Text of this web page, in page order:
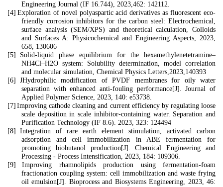
Engineering Journal (IF 16.744), 2023,462: 142112.
[4] Exploration of novel polyaspartic acid derivatives as fluorescent eco-
friendly corrosion inhibitors for the carbon steel: Electrochemical,
surface analysis (SEM/XPS) and theoretical calculation, Colloids
and Surfaces A: Physicochemical and Engineering Aspects, 2023,
658, 130606
[5]
Solid-liquid phase equilibrium for the hexamethylenetetramine–
NH4Cl–H2O system: Solubility determination, model correlation
and molecular simulation, Chemical Physics Letters,2023,140393
[6]
JHydrophilic modification of PVDF membranes for oily water
separation with enhanced anti-fouling performance[J]. Journal of
Applied Polymer Science, 2023, 140: e53738.
[7] Improving cathode cleaning and current efficiency by regulating loose
scale deposition in scale inhibitor-containing water. Separation and
Purification Technology (IF 8.6). 2023, 323: 124494
[8]
Integration of rare earth element stimulation, activated carbon
adsorption and cell immobilization in ABE fermentation for
promoting biobutanol production[J]. Chemical Engineering and
Processing - Process Intensification, 2023, 184: 109306.
[9]
Improving rhamnolipids production using fermentation-foam
fractionation coupling system: cell immobilization and waste frying
oil emulsion[J]. Bioprocess and Biosystems Engineering, 2023, 46: